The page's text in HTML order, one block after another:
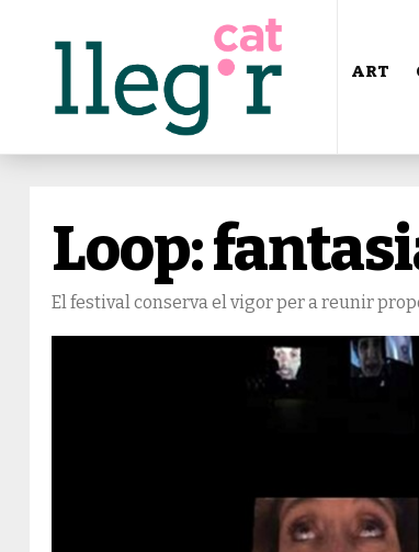
ART
Loop:
El festival conserva el vigor per a reunir